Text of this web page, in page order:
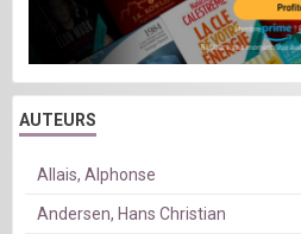
AUTEURS
Allais, Alphonse
Andersen, Hans Christian